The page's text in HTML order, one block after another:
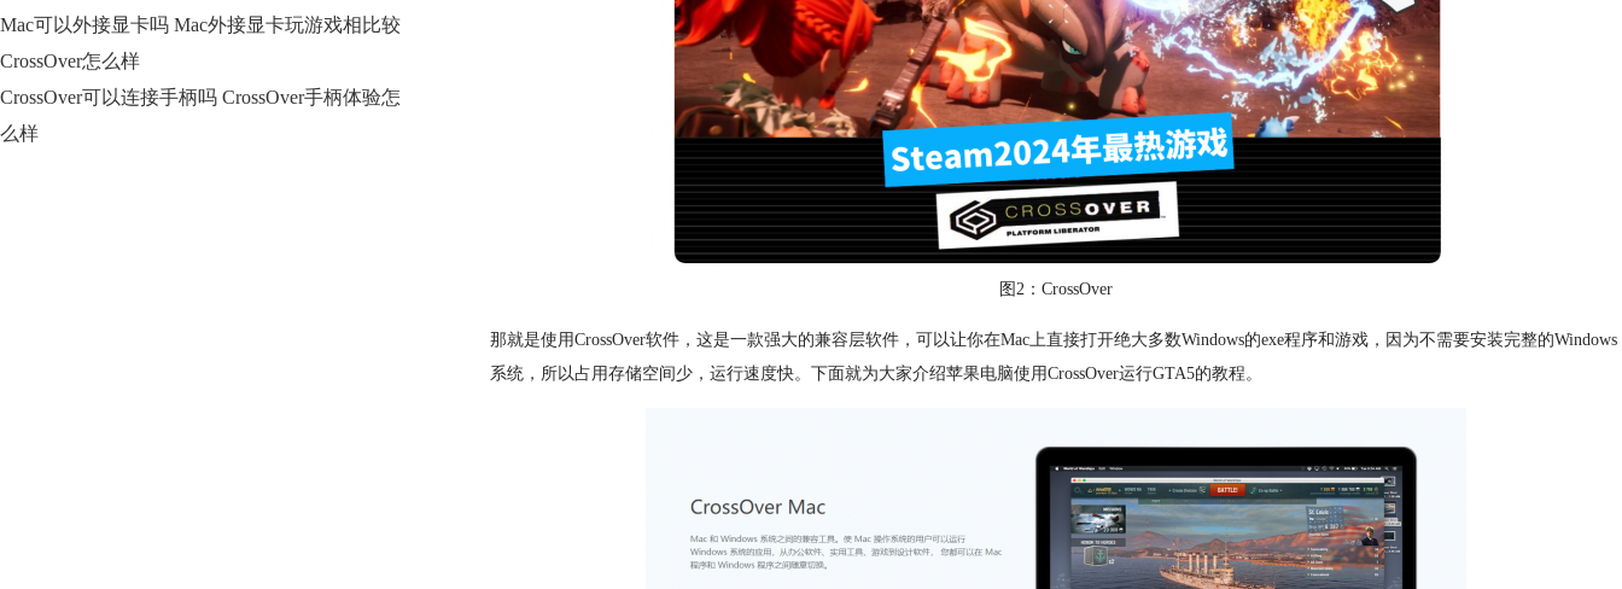
Mac可以外接显卡吗 Mac外接显卡玩游戏相比较
CrossOver怎么样
CrossOver可以连接手柄吗 CrossOver手柄体验怎
么样
图2：CrossOver
那就是使用CrossOver软件，这是一款强大的兼容层软件，可以让你在Mac上直接打开绝大多数Windows的exe程序和游戏，因为不需要安装完整的Windows
系统，所以占用存储空间少，运行速度快。下面就为大家介绍苹果电脑使用CrossOver运行GTA5的教程。